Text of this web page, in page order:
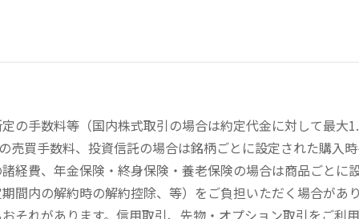
の手数料等（国内株式取引の場合は約定代金に対して最大
売買手数料、投資信託の場合は銘柄ごとに設定された購入
経費、年金保険・終身保険・養老保険の場合は商品ごとに
間内の解約時の解約控除、等）をご負担いただく場合があ